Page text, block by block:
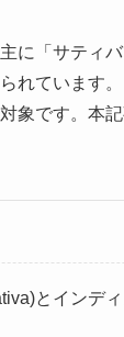
に「サティ
れています
象です。本
とインデ